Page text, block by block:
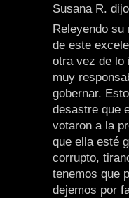
Susana R.
Releyendo su
de este
otra vez de lo
muy
gobernar.
desastre que
votaron a la
que ella esté
corrupto,
tenemos que
dejemos por